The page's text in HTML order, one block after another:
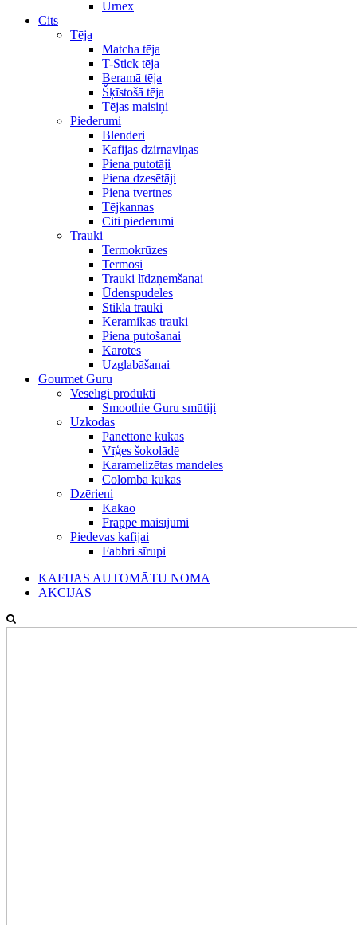
Urnex
Cits
Tēja
Matcha tēja
T-Stick tēja
Beramā tēja
Šķīstošā tēja
Tējas maisiņi
Piederumi
Blenderi
Kafijas dzirnaviņas
Piena putotāji
Piena dzesētāji
Piena tvertnes
Tējkannas
Citi piederumi
Trauki
Termokrūzes
Termosi
Trauki līdzņemšanai
Ūdenspudeles
Stikla trauki
Keramikas trauki
Piena putošanai
Karotes
Uzglabāšanai
Gourmet Guru
Veselīgi produkti
Smoothie Guru smūtiji
Uzkodas
Panettone kūkas
Vīģes šokolādē
Karamelizētas mandeles
Colomba kūkas
Dzērieni
Kakao
Frappe maisījumi
Piedevas kafijai
Fabbri sīrupi
KAFIJAS AUTOMĀTU NOMA
AKCIJAS